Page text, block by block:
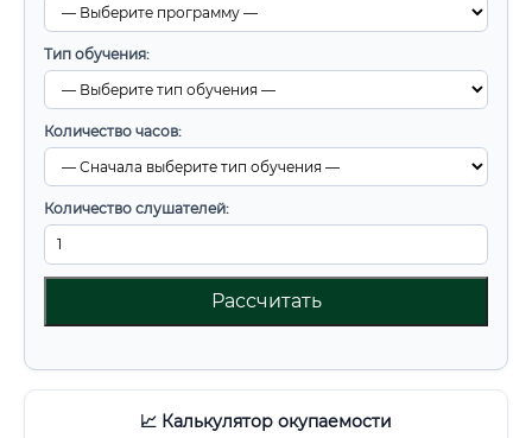
Тип обучения:
Количество часов:
Количество слушателей:
Рассчитать
📈 Калькулятор окупаемости